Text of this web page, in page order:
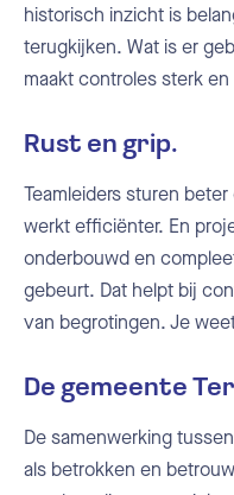
historisch inzicht is
terugkijken. Wat is er
maakt controles sterk en
Rust en grip.
Teamleiders sturen
werkt efficiënter. En
onderbouwd en
gebeurt. Dat helpt bij
van begrotingen. Je
De gemeente
De samenwerking
als betrokken en